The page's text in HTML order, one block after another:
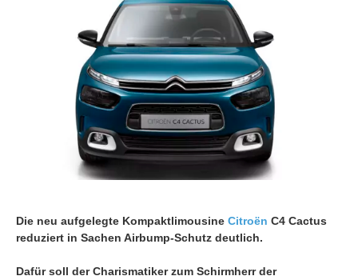
Die neu aufgelegte Kompaktlimousine Citroën C4 Cactus
reduziert in Sachen Airbump-Schutz deutlich.
Dafür soll der Charismatiker zum Schirmherr der